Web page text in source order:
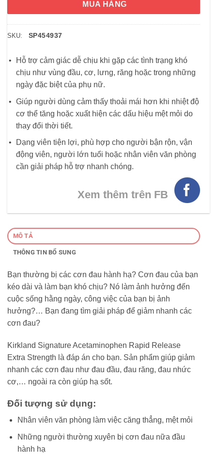
MUA HÀNG
SKU: SP454937
Hỗ trợ cảm giác dễ chịu khi gặp các tình trạng khó
chịu như vùng đầu, cơ, lưng, răng hoặc trong những
ngày đặc biệt của phụ nữ.
Giúp người dùng cảm thấy thoải mái hơn khi nhiệt độ
cơ thể tăng hoặc xuất hiện các dấu hiệu mệt mỏi do
thay đổi thời tiết.
Dạng viên tiện lợi, phù hợp cho người bận rộn, vận
động viên, người lớn tuổi hoặc nhân viên văn phòng
cần giải pháp hỗ trợ nhanh chóng.
Xem thêm trên FB
MÔ TẢ
THÔNG TIN BỔ SUNG
Bạn thường bị các cơn đau hành hạ? Cơn đau của bạn
kéo dài và làm bạn khó chịu? Nó làm ảnh hưởng đến
cuộc sống hằng ngày, công việc của bạn bị ảnh
hưởng?… Bạn đang tìm giải pháp để giảm nhanh các
cơn đau?
Kirkland Signature Acetaminophen Rapid Release
Extra Strength là đáp án cho bạn. Sản phẩm giúp giảm
nhanh các cơn đau như đau đầu, đau răng, đau nhức
cơ,… ngoài ra còn giúp hạ sốt.
Đối tượng sử dụng:
Nhân viên văn phòng làm việc căng thẳng, mệt mỏi
Những người thường xuyên bị cơn đau nữa đầu
hành hạ